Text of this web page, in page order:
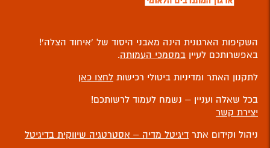
השקיפות הארגונית הינה מאבני היסוד של ‘איחוד הצלה’!
באפשרותכם לעיין במסמכי העמותה.
לתקנון האתר ומדיניות ביטולי רכישות לחצו כאן
בכל שאלה ועניין – נשמח לעמוד לרשותכם!
יצירת קשר
ניהול וקידום אתר דיגיטל מדיה – אסטרטגיה שיווקית בדיגיטל